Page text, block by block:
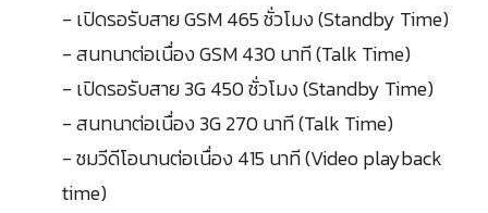
- เปิดรอรับสาย GSM 465 ชั่วโมง (Standby Time)
- สนทนาต่อเนื่อง GSM 430 นาที (Talk Time)
- เปิดรอรับสาย 3G 450 ชั่วโมง (Standby Time)
- สนทนาต่อเนื่อง 3G 270 นาที (Talk Time)
- ชมวีดีโอนานต่อเนื่อง 415 นาที (Video playback
time)